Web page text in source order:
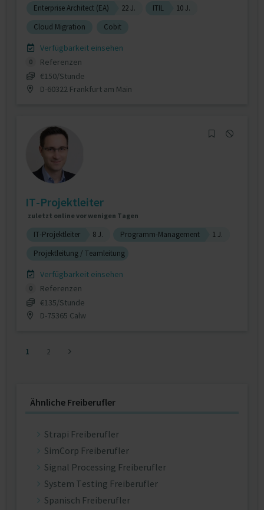
Enterprise Architect (EA) 22 J. ITIL
10 J.
Cloud Migration
Cobit
Verfügbarkeit einsehen
0
Referenzen
€150/Stunde
D-60322 Frankfurt am Main
IT-Projektleiter
zuletzt online vor wenigen Tagen
IT-Projektleiter 8 J. Programm-Management
1 J.
Projektleitung / Teamleitung
Verfügbarkeit einsehen
0
Referenzen
€135/Stunde
D-75365 Calw
1 2
Ähnliche Freiberufler
Strapi Freiberufler
SimCorp Freiberufler
Signal Processing Freiberufler
System Testing Freiberufler
Spanisch Freiberufler